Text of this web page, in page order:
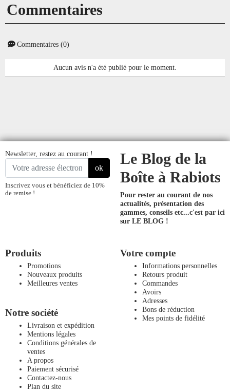
Commentaires
Commentaires (0)
Aucun avis n'a été publié pour le moment.
Newsletter, restez au courant !
ok
Inscrivez vous et bénéficiez de 10%
de remise !
Le Blog de la
Boîte à Rabiots
Pour rester au courant de nos
actualités, présentation des
gammes, conseils etc...c'est par ici
sur LE BLOG !
Produits
Promotions
Nouveaux produits
Meilleures ventes
Notre société
Livraison et expédition
Mentions légales
Conditions générales de
ventes
A propos
Paiement sécurisé
Contactez-nous
Plan du site
Votre compte
Informations personnelles
Retours produit
Commandes
Avoirs
Adresses
Bons de réduction
Mes points de fidélité